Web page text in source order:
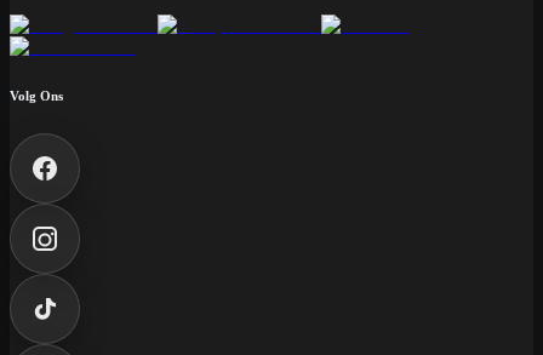
Volg Ons